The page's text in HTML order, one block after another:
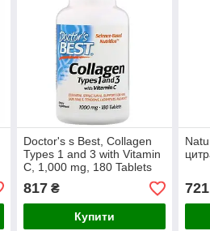
Doctor's s Best, Collagen
Types 1 and 3 with Vitamin
C, 1,000 mg, 180 Tablets
817₴
Купити
721